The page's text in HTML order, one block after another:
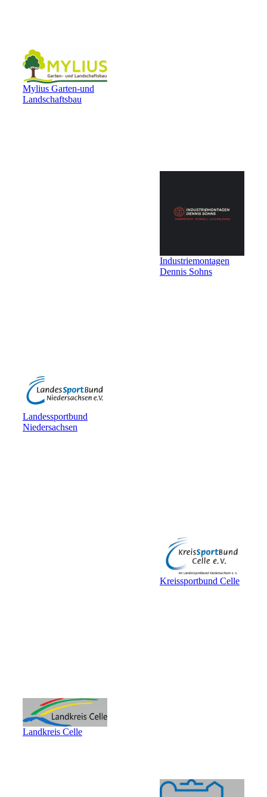
Mylius Garten-und
Landschaftsbau
Industriemontagen
Dennis Sohns
Landessportbund
Niedersachsen
Kreissportbund Celle
Landkreis Celle